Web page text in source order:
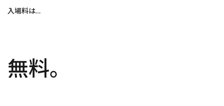
入場料は…
無料。